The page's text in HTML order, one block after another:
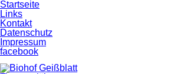
Startseite
Links
Kontakt
Datenschutz
Impressum
facebook